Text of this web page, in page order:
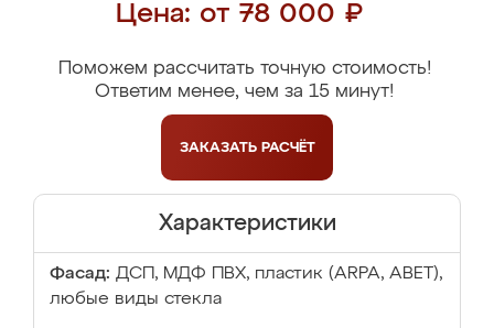
Цена: от 78 000 ₽
Поможем рассчитать точную стоимость!
Ответим менее, чем за 15 минут!
ЗАКАЗАТЬ РАСЧЁТ
Характеристики
Фасад: ДСП, МДФ ПВХ, пластик (ARPA, ABET),
любые виды стекла